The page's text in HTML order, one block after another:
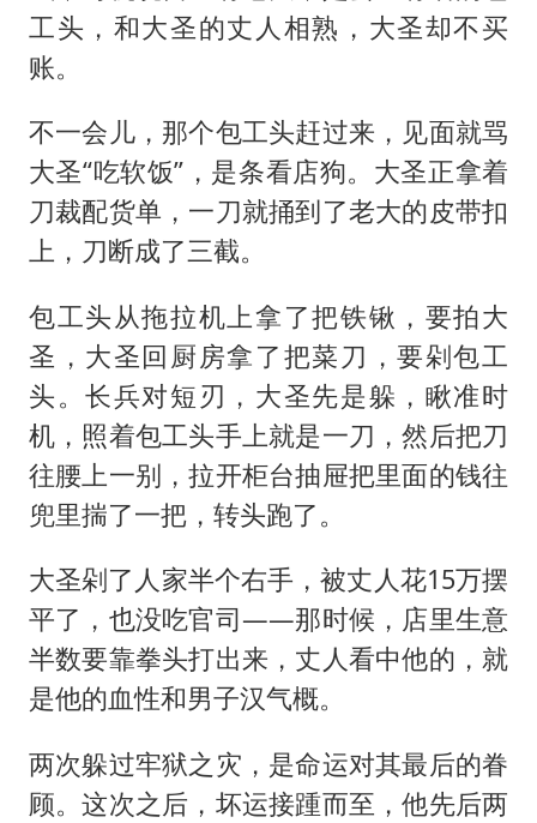
工头，和大圣的丈人相熟，大圣却不买
账。
不一会儿，那个包工头赶过来，见面就骂
大圣“吃软饭”，是条看店狗。大圣正拿着
刀裁配货单，一刀就捅到了老大的皮带扣
上，刀断成了三截。
包工头从拖拉机上拿了把铁锹，要拍大
圣，大圣回厨房拿了把菜刀，要剁包工
头。长兵对短刃，大圣先是躲，瞅准时
机，照着包工头手上就是一刀，然后把刀
往腰上一别，拉开柜台抽屉把里面的钱往
兜里揣了一把，转头跑了。
大圣剁了人家半个右手，被丈人花15万摆
平了，也没吃官司——那时候，店里生意
半数要靠拳头打出来，丈人看中他的，就
是他的血性和男子汉气概。
两次躲过牢狱之灾，是命运对其最后的眷
顾。这次之后，坏运接踵而至，他先后两